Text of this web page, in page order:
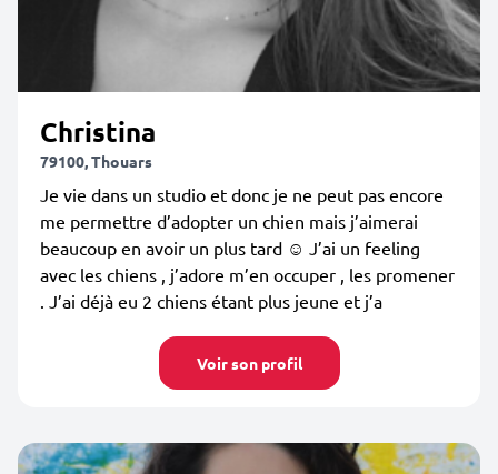
Christina
79100, Thouars
Je vie dans un studio et donc je ne peut pas encore
me permettre d’adopter un chien mais j’aimerai
beaucoup en avoir un plus tard ☺️ J’ai un feeling
avec les chiens , j’adore m’en occuper , les promener
. J’ai déjà eu 2 chiens étant plus jeune et j’a
Voir son profil